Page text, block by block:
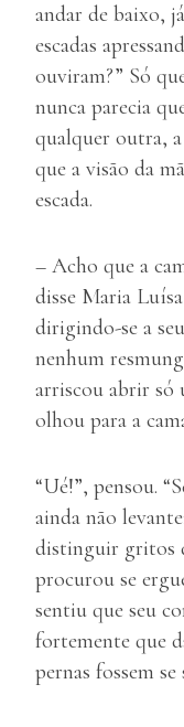
andar de baixo,
escadas
ouviram?” Só
nunca parecia
qualquer outra,
que a visão da
escada.
– Acho que a
disse Maria
dirigindo-se a
nenhum
arriscou abrir só
olhou para a
“Ué!”, pensou.
ainda não
distinguir gritos
procurou se
sentiu que seu
fortemente que
pernas fossem